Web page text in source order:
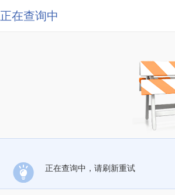
正在查询中
正在查询中，请刷新重试